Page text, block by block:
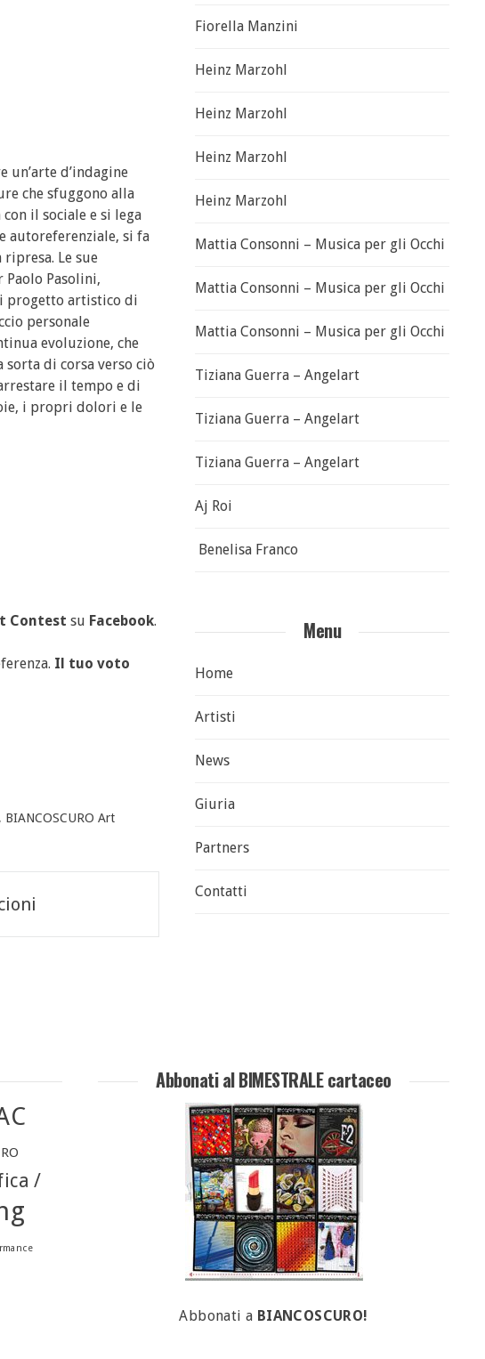
d’indagine
che sfuggono alla
il sociale e si lega
autoreferenziale, si fa
Le sue
Pasolini,
progetto artistico di
personale
evoluzione, che
di corsa verso ciò
il tempo e di
i propri dolori e le
Contest su Facebook.
Il tuo voto
, BIANCOSCURO Art
Fiorella Manzini
Heinz Marzohl
Heinz Marzohl
Heinz Marzohl
Heinz Marzohl
Mattia Consonni – Musica per gli Occhi
Mattia Consonni – Musica per gli Occhi
Mattia Consonni – Musica per gli Occhi
Tiziana Guerra – Angelart
Tiziana Guerra – Angelart
Tiziana Guerra – Angelart
Aj Roi
Benelisa Franco
Menu
Home
Artisti
News
Giuria
Partners
Contatti
/
Abbonati al BIMESTRALE cartaceo
Abbonati a BIANCOSCURO!